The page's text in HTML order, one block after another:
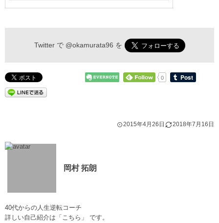
Twitter で @okamurata96 を
0
2015年4月26日 2018年7月16日
岡村 拓朗
40代からの人生逆転コーチ
詳しい自己紹介は 「こちら」 です。